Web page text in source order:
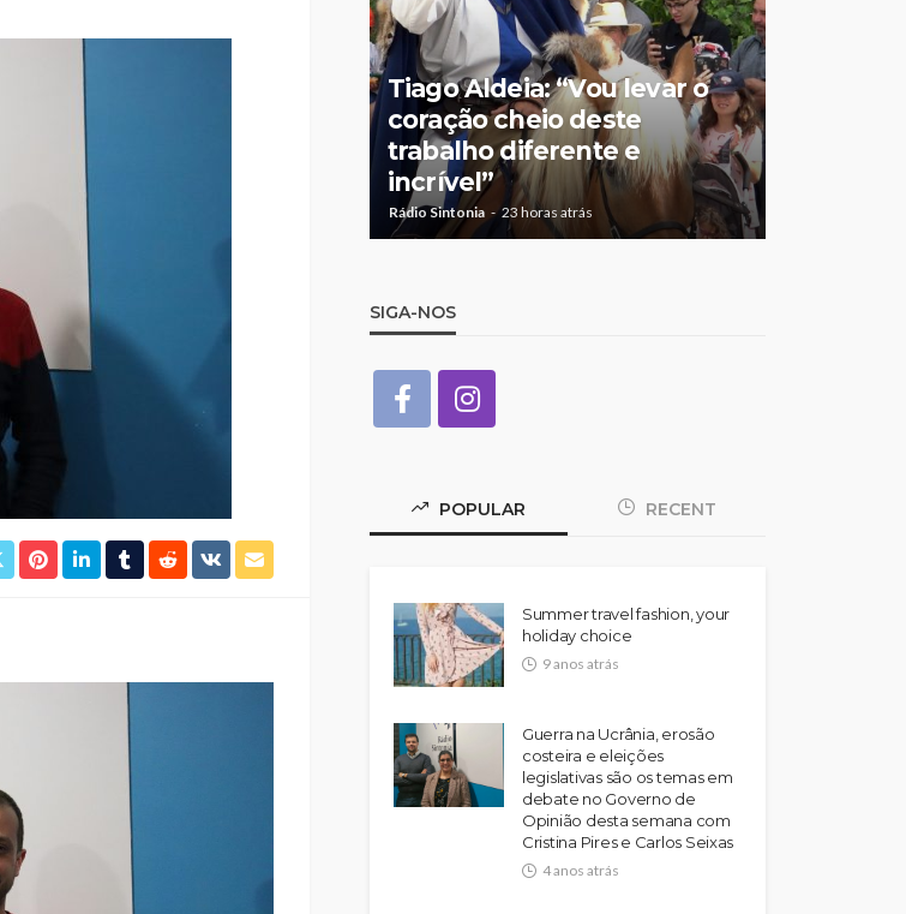
Custódia Gallego:
“Reconheci que esta
mulher talvez tenha sido
uma das primeiras
feministas”
Rádio Sintonia
Tiago Aldeia: “Vou levar o
coração cheio deste
trabalho diferente e
incrível”
Rádio Sintonia 23 horas atrás
SIGA-NOS
POPULAR RECENT
Summer travel fashion, your
holiday choice
9 anos atrás
Guerra na Ucrânia, erosão
costeira e eleições
legislativas são os temas em
debate no Governo de
Opinião desta semana com
Cristina Pires e Carlos Seixas
4 anos atrás